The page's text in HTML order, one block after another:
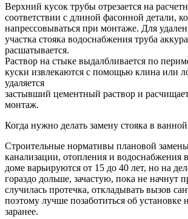
Верхний кусок трубы отрезается на
соответствии с длиной фасонной детали,
напрессовываться при монтаже. Для
участка стояка водоснабжения труба
расшатывается.
Раствор на стыке выдалбливается по
куски извлекаются с помощью клина или
удаляется
застывший цементный раствор и
монтаж.
Когда нужно делать замену стояка в
Строительные нормативы плановой замены
канализации, отопления и водоснабжения
доме варьируются от 15 до 40 лет, но на
гораздо дольше, зачастую, пока не начнут
случилась протечка, откладывать вызов
поэтому лучше позаботиться об установке
заранее.